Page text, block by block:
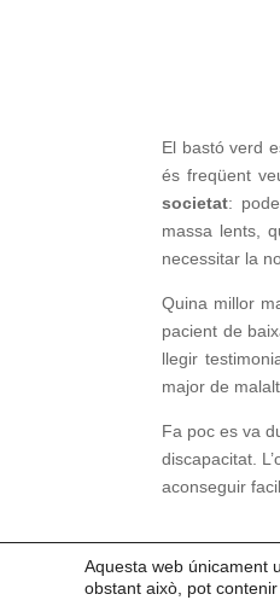
El bastó verd
és freqüent
societat:
massa lents,
necessitar la
Quina millor
pacient de
llegir
major de
Fa poc es va
discapacitat.
aconseguir
Aquesta web únicament
obstant això, pot